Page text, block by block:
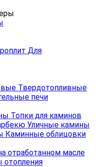
Для
Твердотопливные
печи
Топки для каминов
Уличные камины
Каминные облицовки
отработанном масле
отопления